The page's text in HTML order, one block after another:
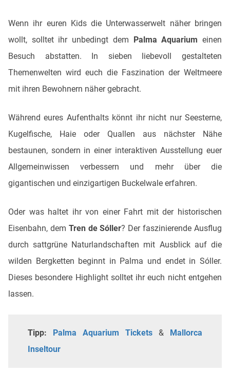
Wenn ihr euren Kids die Unterwasserwelt näher bringen
wollt, solltet ihr unbedingt dem Palma Aquarium einen
Besuch abstatten. In sieben liebevoll gestalteten
Themenwelten wird euch die Faszination der Weltmeere
mit ihren Bewohnern näher gebracht.
Während eures Aufenthalts könnt ihr nicht nur Seesterne,
Kugelfische, Haie oder Quallen aus nächster Nähe
bestaunen, sondern in einer interaktiven Ausstellung euer
Allgemeinwissen verbessern und mehr über die
gigantischen und einzigartigen Buckelwale erfahren.
Oder was haltet ihr von einer Fahrt mit der historischen
Eisenbahn, dem Tren de Sóller? Der faszinierende Ausflug
durch sattgrüne Naturlandschaften mit Ausblick auf die
wilden Bergketten beginnt in Palma und endet in Sóller.
Dieses besondere Highlight solltet ihr euch nicht entgehen
lassen.
Tipp: Palma Aquarium Tickets& Mallorca
Inseltour